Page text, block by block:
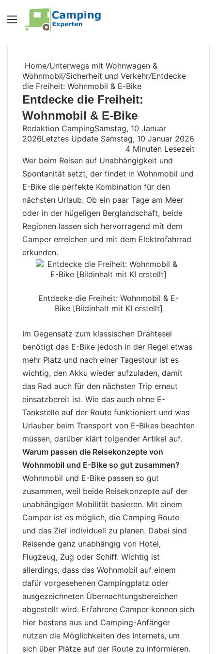
Menü
Home/Unterwegs mit Wohnwagen &
Wohnmobil/Sicherheit und Verkehr/Entdecke
die Freiheit: Wohnmobil & E-Bike
Entdecke die Freiheit:
Wohnmobil & E-Bike
Redaktion CampingSamstag, 10 Januar
2026Letztes Update Samstag, 10 Januar 2026
4 Minuten Lesezeit
Wer beim Reisen auf Unabhängigkeit und
Spontanität setzt, der findet in Wohnmobil und
E-Bike die perfekte Kombination für den
nächsten Urlaub. Ob ein paar Tage am Meer
oder in der hügeligen Berglandschaft, beide
Regionen lassen sich hervorragend mit dem
Camper erreichen und mit dem Elektrofahrrad
erkunden.
Entdecke die Freiheit: Wohnmobil & E-
Bike [Bildinhalt mit KI erstellt]
Im Gegensatz zum klassischen Drahtesel
benötigt das E-Bike jedoch in der Regel etwas
mehr Platz und nach einer Tagestour ist es
wichtig, den Akku wieder aufzuladen, damit
das Rad auch für den nächsten Trip erneut
einsatzbereit ist. Wie das auch ohne E-
Tankstelle auf der Route funktioniert und was
Urlauber beim Transport von E-Bikes beachten
müssen, darüber klärt folgender Artikel auf.
Warum passen die Reisekonzepte von
Wohnmobil und E-Bike so gut zusammen?
Wohnmobil und E-Bike passen so gut
zusammen, weil beide Reisekonzepte auf der
unabhängigen Mobilität basieren. Mit einem
Camper ist es möglich, die Camping Route
und das Ziel individuell zu planen. Dabei sind
Reisende ganz unabhängig von Hotel,
Flugzeug, Zug oder Schiff. Wichtig ist
allerdings, dass das Wohnmobil auf einem
dafür vorgesehenen Campingplatz oder
ausgezeichneten Übernachtungsbereichen
abgestellt wird. Erfahrene Camper kennen sich
hier bestens aus und Camping-Anfänger
nutzen die Möglichkeiten des Internets, um
sich über Plätze auf der Route zu informieren.